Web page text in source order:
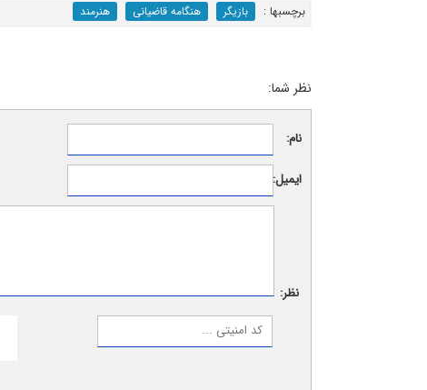
برچسب‎ها : بازیگر هنگامه قاضیانی هنرمند
نظر شما:
نام:
ایمیل:
نظر: